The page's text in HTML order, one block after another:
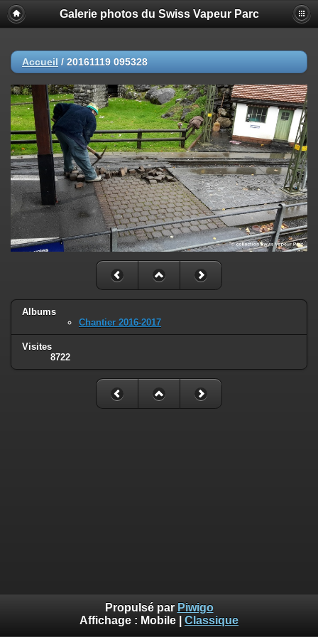
Galerie photos du Swiss Vapeur Parc
Accueil / 20161119 095328
Albums
Chantier 2016-2017
Visites
8722
Propulsé par Piwigo
Affichage : Mobile Classique